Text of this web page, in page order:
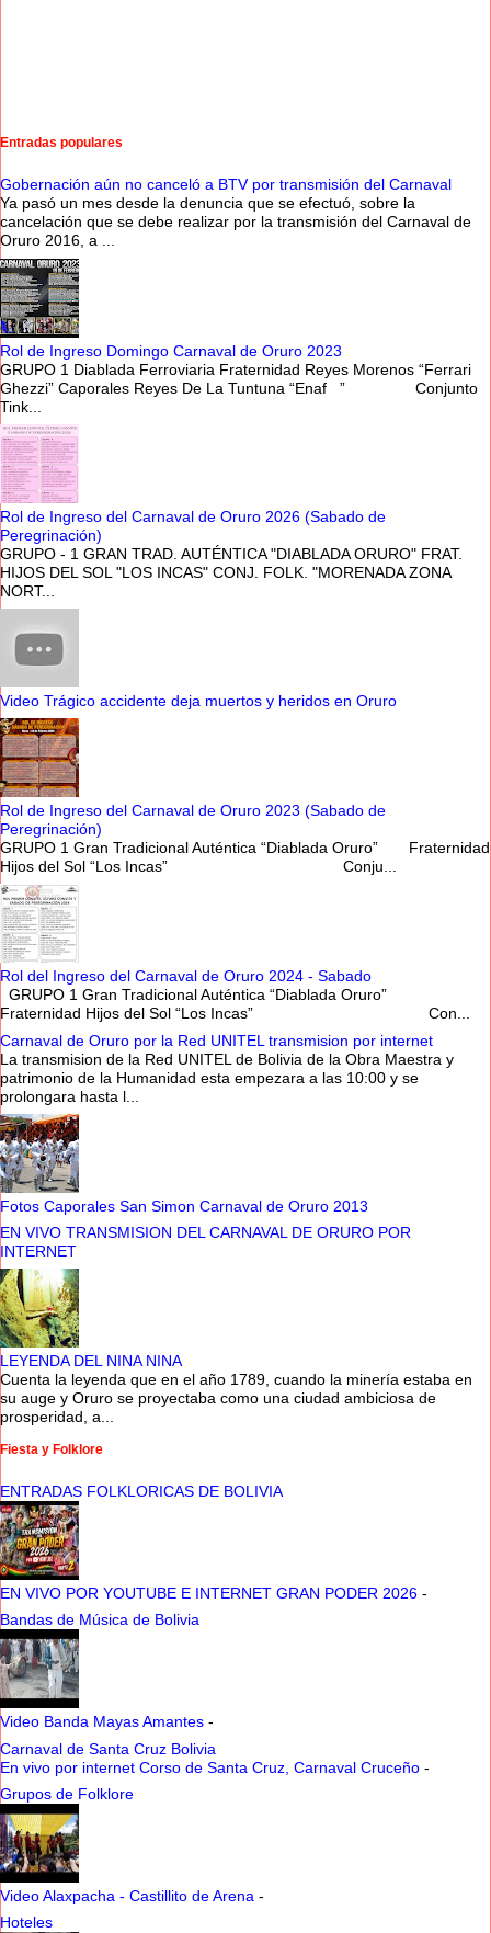
Entradas populares
Gobernación aún no canceló a BTV por transmisión del Carnaval
Ya pasó un mes desde la denuncia que se efectuó, sobre la
cancelación que se debe realizar por la transmisión del Carnaval de
Oruro 2016, a ...
Rol de Ingreso Domingo Carnaval de Oruro 2023
GRUPO 1 Diablada Ferroviaria Fraternidad Reyes Morenos “Ferrari
Ghezzi” Caporales Reyes De La Tuntuna “Enaf ” Conjunto
Tink...
Rol de Ingreso del Carnaval de Oruro 2026 (Sabado de
Peregrinación)
GRUPO - 1 GRAN TRAD. AUTÉNTICA "DIABLADA ORURO" FRAT.
HIJOS DEL SOL "LOS INCAS" CONJ. FOLK. "MORENADA ZONA
NORT...
Video Trágico accidente deja muertos y heridos en Oruro
Rol de Ingreso del Carnaval de Oruro 2023 (Sabado de
Peregrinación)
GRUPO 1 Gran Tradicional Auténtica “Diablada Oruro” Fraternidad
Hijos del Sol “Los Incas” Conju...
Rol del Ingreso del Carnaval de Oruro 2024 - Sabado
GRUPO 1 Gran Tradicional Auténtica “Diablada Oruro”
Fraternidad Hijos del Sol “Los Incas” Con...
Carnaval de Oruro por la Red UNITEL transmision por internet
La transmision de la Red UNITEL de Bolivia de la Obra Maestra y
patrimonio de la Humanidad esta empezara a las 10:00 y se
prolongara hasta l...
Fotos Caporales San Simon Carnaval de Oruro 2013
EN VIVO TRANSMISION DEL CARNAVAL DE ORURO POR
INTERNET
LEYENDA DEL NINA NINA
Cuenta la leyenda que en el año 1789, cuando la minería estaba en
su auge y Oruro se proyectaba como una ciudad ambiciosa de
prosperidad, a...
Fiesta y Folklore
ENTRADAS FOLKLORICAS DE BOLIVIA
EN VIVO POR YOUTUBE E INTERNET GRAN PODER 2026 -
Bandas de Música de Bolivia
Video Banda Mayas Amantes -
Carnaval de Santa Cruz Bolivia
En vivo por internet Corso de Santa Cruz, Carnaval Cruceño -
Grupos de Folklore
Video Alaxpacha - Castillito de Arena -
Hoteles